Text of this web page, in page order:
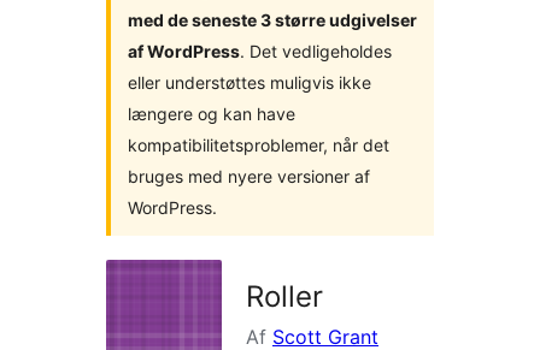
med de seneste 3 større udgivelser
af WordPress. Det vedligeholdes
eller understøttes muligvis ikke
længere og kan have
kompatibilitetsproblemer, når det
bruges med nyere versioner af
WordPress.
Roller
Af Scott Grant